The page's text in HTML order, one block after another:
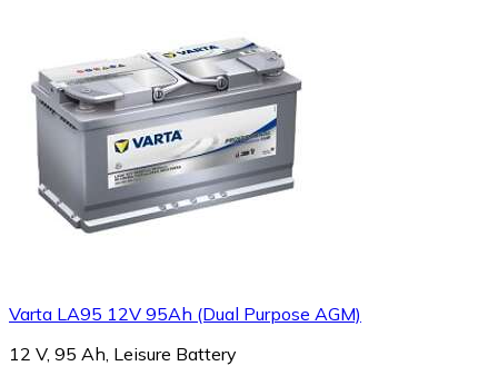
Varta LA95 12V 95Ah (Dual Purpose AGM)
12 V, 95 Ah, Leisure Battery